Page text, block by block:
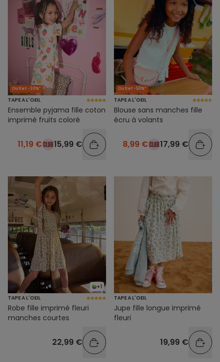
Outlet -30%*
TAPE A L'OEIL
Ensemble pyjama fille coton
imprimé fruits coloré
11,19 € 15,99 €
Outlet -50%*
TAPE A L'OEIL
Blouse sans manches fille
écru à volants
8,99 € 17,99 €
+1
TAPE A L'OEIL
Robe fille imprimé fleuri
manches courtes
22,99 €
TAPE A L'OEIL
Jupe fille longue imprimé
fleuri
19,99 €